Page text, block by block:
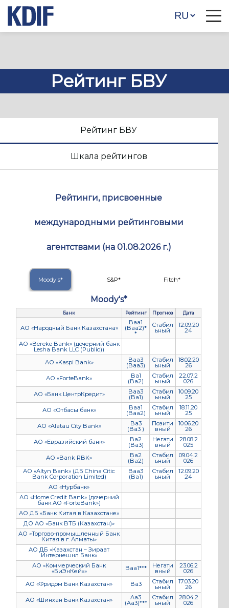
Рейтинг БВУ
Рейтинг БВУ
Шкала рейтингов
Рейтинги, присвоенные
международными рейтинговыми
агентствами (на 01.08.2026 г.)
Moody's* S&P* Fitch*
Moody's*
Банк Рейтинг Прогноз Дата
АО «Народный Банк Казахстана»
Baa1
(Baa2)*
*
Стабил
ьный
12.09.20
24
АО «Bereke Bank» (дочерний банк
Lesha Bank LLC (Public))
АО «Kaspi Bank»
Baa3
(Baa3)
Стабил
ьный
18.02.20
26
АО «ForteBank»
Ba1
(Ba2)
Стабил
ьный
22.07.2
026
АО «Банк ЦентрКредит»
Baa3
(Ba1)
Стабил
ьный
10.09.20
25
АО «Отбасы банк»
Baa1
(Baa2)
Стабил
ьный
18.11.20
25
АО «Alatau City Bank»
Ba3
(Ba3 )
Позити
вный
10.06.20
26
АО «Евразийский банк»
Ba2
(Ba3)
Негати
вный
28.08.2
025
АО «Bank RBK»
Ba2
(Ba2)
Стабил
ьный
09.04.2
026
АО «Altyn Bank» (ДБ China Citic
Bank Corporation Limited)
Baa3
(Ba1)
Стабил
ьный
12.09.20
24
АО «Нурбанк»
АО «Home Credit Bank» (дочерний
банк АО «ForteBank»)
АО ДБ «Банк Китая в Казахстане»
ДО АО «Банк ВТБ (Казахстан)»
АО «Торгово-промышленный Банк
Китая в г. Алматы»
АО ДБ «Казахстан – Зираат
Интернешнл Банк»
АО «Коммерческий Банк
«БиЭнКей»» Baa1*** Негати
вный
23.06.2
026
АО «Фридом Банк Казахстан»
Ba3 Стабил
ьный
17.03.20
26
АО «Шинхан Банк Казахстан»
Aa3
(Aa3)***
Стабил
ьный
28.04.2
026